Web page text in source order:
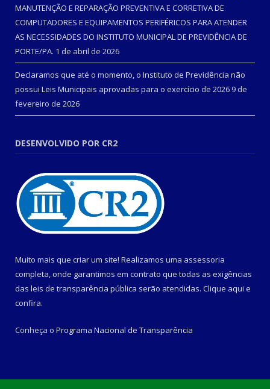
MANUTENÇÃO E REPARAÇÃO PREVENTIVA E CORRETIVA DE
COMPUTADORES E EQUIPAMENTOS PERIFÉRICOS PARA ATENDER
AS NECESSIDADES DO INSTITUTO MUNICIPAL DE PREVIDÊNCIA DE
PORTE/PA. 1 de abril de 2026
Declaramos que até o momento, o Instituto de Previdência não
possui Leis Municipais aprovadas para o exercício de 2026 9 de
fevereiro de 2026
DESENVOLVIDO POR CR2
Muito mais que criar um site! Realizamos uma assessoria
completa, onde garantimos em contrato que todas as exigências
das leis de transparência pública serão atendidas. Clique aqui e
confira.
Conheça o Programa Nacional de Transparência